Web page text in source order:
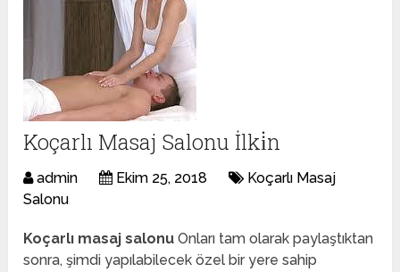
Koçarlı Masaj Salonu İlki̇n
admin Ekim 25, 2018
Koçarlı Masaj
Salonu
Koçarlı masaj salonu Onları tam olarak paylaştıktan
sonra, şimdi yapılabilecek özel bir yere sahip